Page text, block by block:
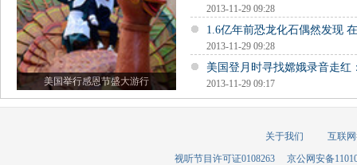
美国举行感恩节盛大游行
2013-11-29 09:28
1.6亿年前恐龙化石偶然发现
2013-11-29 09:28
美国登月时寻找嫦娥录音走红
2013-11-29 09:17
关于我们
互联
视听节目许可证0108263
京公网安备